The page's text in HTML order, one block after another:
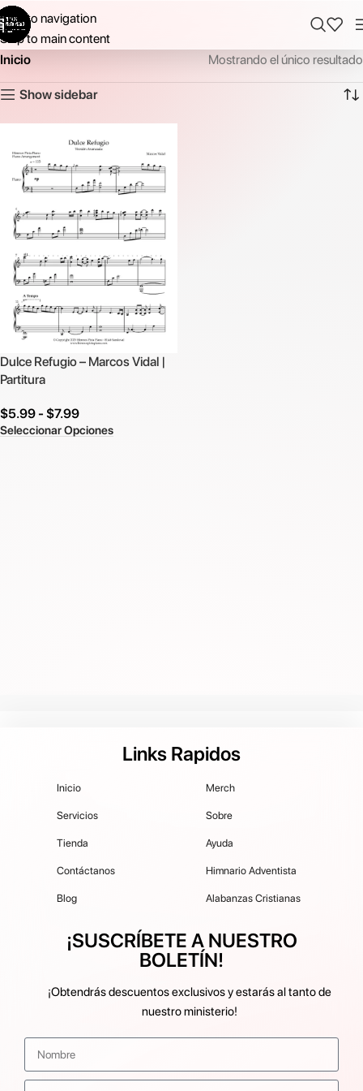
Skip to navigation
Skip to main content
Inicio
Mostrando el único resultado
Show sidebar
Dulce Refugio – Marcos Vidal |
Partitura
$5.99 - $7.99
Seleccionar Opciones
Links Rapidos
Inicio
Servicios
Tienda
Contáctanos
Blog
Merch
Sobre
Ayuda
Himnario Adventista
Alabanzas Cristianas
¡SUSCRÍBETE A NUESTRO
BOLETÍN!
¡Obtendrás descuentos exclusivos y estarás al tanto de
nuestro ministerio!